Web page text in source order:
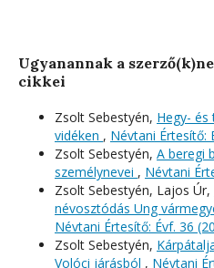
Ugyanannak a
cikkei
Zsolt Sebestyén, Hegy- és
vidéken , Névtani Értesítő:
Zsolt Sebestyén, A beregi
személynevei , Névtani
Zsolt Sebestyén, Lajos Úr,
névosztódás Ung
Névtani Értesítő: Évf. 36
Zsolt Sebestyén,
Volóci járásból , Névtani